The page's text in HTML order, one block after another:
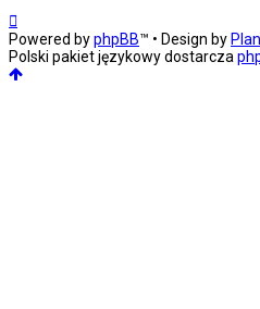
Powered byphpBB™ • Design by
Polski pakiet językowy dostarcza